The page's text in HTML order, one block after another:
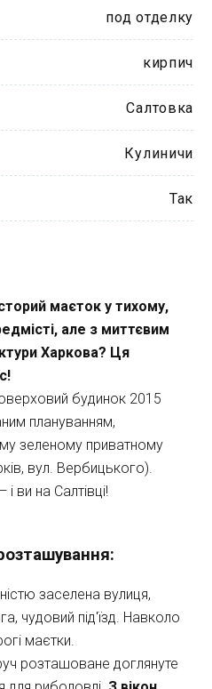
под отделку
кирпич
Салтовка
Кулиничи
Так
маєток у тихому,
але з миттєвим
Харкова? Ця
будинок 2015
плануванням,
зеленому приватному
вул. Вербицького).
ви на Салтівці!
заселена вулиця,
чудовий під'їзд. Навколо
маєтки.
розташоване доглянуте